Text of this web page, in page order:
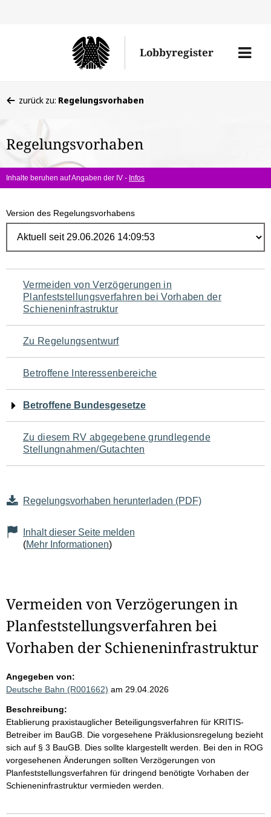
Lobbyregister
Menü
befinden
hier:
zurück zu: Regelungsvorhaben
Regelungsvorhaben
Inhalte beruhen auf Angaben der IV - Infos
Version des Regelungsvorhabens
Navigation
für
den
Seiteninhalt
Vermeiden von Verzögerungen in
Planfeststellungsverfahren bei Vorhaben der
Schieneninfrastruktur
Zu Regelungsentwurf
Betroffene Interessenbereiche
Betroffene Bundesgesetze
Zu diesem RV abgegebene grundlegende
Stellungnahmen/Gutachten
Regelungsvorhaben herunterladen (PDF)
Inhalt dieser Seite melden
(Mehr Informationen)
Vermeiden von Verzögerungen in
Planfeststellungsverfahren bei
Vorhaben der Schieneninfrastruktur
Angegeben von:
Deutsche Bahn (R001662) am 29.04.2026
Beschreibung:
Etablierung praxistauglicher Beteiligungsverfahren für KRITIS-
Betreiber im BauGB. Die vorgesehene Präklusionsregelung bezieht
sich auf § 3 BauGB. Dies sollte klargestellt werden. Bei den in ROG
vorgesehenen Änderungen sollten Verzögerungen von
Planfeststellungsverfahren für dringend benötigte Vorhaben der
Schieneninfrastruktur vermieden werden.